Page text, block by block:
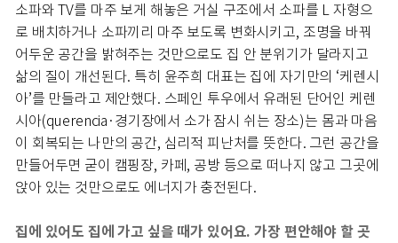
소파와 TV를 마주 보게 해놓은 거실 구조에서 소파를 L 자형으
로 배치하거나 소파끼리 마주 보도록 변화시키고, 조명을 바꿔
어두운 공간을 밝혀주는 것만으로도 집 안 분위기가 달라지고
삶의 질이 개선된다. 특히 윤주희 대표는 집에 자기만의 ‘케렌시
아’를 만들라고 제안했다. 스페인 투우에서 유래된 단어인 케렌
시아(querencia·경기장에서 소가 잠시 쉬는 장소)는 몸과 마음
이 회복되는 나만의 공간, 심리적 피난처를 뜻한다. 그런 공간을
만들어두면 굳이 캠핑장, 카페, 공방 등으로 떠나지 않고 그곳에
앉아 있는 것만으로도 에너지가 충전된다.
집에 있어도 집에 가고 싶을 때가 있어요. 가장 편안해야 할 곳